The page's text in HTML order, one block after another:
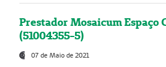
Prestador Mosaicum Espaço
(51004355-5)
07 de Maio de 2021